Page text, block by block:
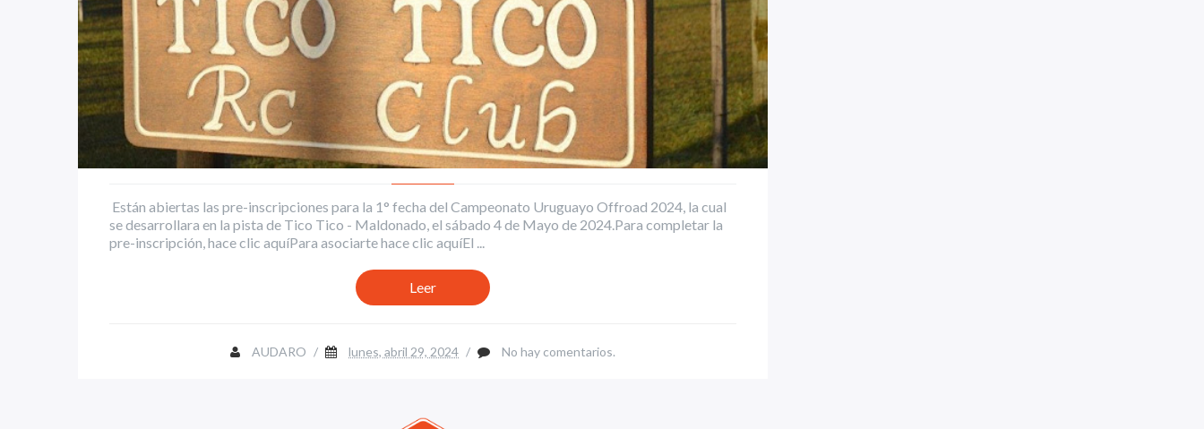
Están abiertas las pre-inscripciones para la 1° fecha del Campeonato Uruguayo Offroad 2024, la cual
se desarrollara en la pista de Tico Tico - Maldonado, el sábado 4 de Mayo de 2024.Para completar la
pre-inscripción, hace clic aquíPara asociarte hace clic aquíEl ...
Leer
AUDARO / lunes, abril 29, 2024 / No hay comentarios.